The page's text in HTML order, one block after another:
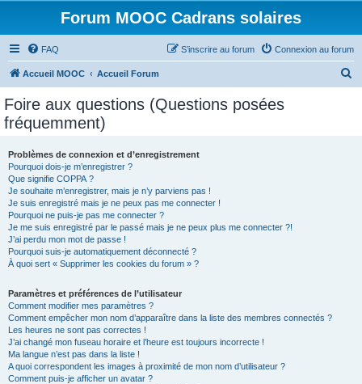
Forum MOOC Cadrans solaires
FAQ Connexion au forum
S’inscrire au forum
Accueil MOOC Accueil Forum
Foire aux questions (Questions posées
fréquemment)
Problèmes de connexion et d’enregistrement
Pourquoi dois-je m’enregistrer ?
Que signifie COPPA ?
Je souhaite m’enregistrer, mais je n’y parviens pas !
Je suis enregistré mais je ne peux pas me connecter !
Pourquoi ne puis-je pas me connecter ?
Je me suis enregistré par le passé mais je ne peux plus me connecter ?!
J’ai perdu mon mot de passe !
Pourquoi suis-je automatiquement déconnecté ?
À quoi sert « Supprimer les cookies du forum » ?
Paramètres et préférences de l’utilisateur
Comment modifier mes paramètres ?
Comment empêcher mon nom d’apparaître dans la liste des membres connectés ?
Les heures ne sont pas correctes !
J’ai changé mon fuseau horaire et l’heure est toujours incorrecte !
Ma langue n’est pas dans la liste !
A quoi correspondent les images à proximité de mon nom d’utilisateur ?
Comment puis-je afficher un avatar ?